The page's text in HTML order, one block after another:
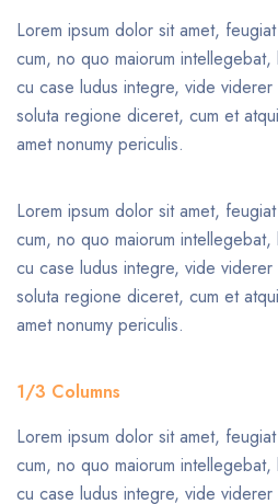
Lorem ipsum dolor sit amet,
cum, no quo maiorum
cu case ludus integre, vide
soluta regione diceret, cum et
amet nonumy periculis.
Lorem ipsum dolor sit amet,
cum, no quo maiorum
cu case ludus integre, vide
soluta regione diceret, cum et
amet nonumy periculis.
1/3 Columns
Lorem ipsum dolor sit amet,
cum, no quo maiorum
cu case ludus integre, vide